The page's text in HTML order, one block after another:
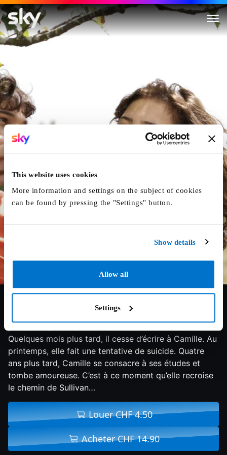
This website uses cookies
More information and settings on the subject of cookies
can be found by pressing the "Settings" button.
Show details
Allow all
Settings
Un Amour De Jeunesse
6.2/10 2011 105 min Romance
Camille a 15 ans, Sullivan 19. Ils s’aiment d’un amour
passionnel, mais à la fin de l’été, Sullivan s’en va.
Quelques mois plus tard, il cesse d’écrire à Camille. Au
printemps, elle fait une tentative de suicide. Quatre
ans plus tard, Camille se consacre à ses études et
tombe amoureuse. C’est à ce moment qu’elle recroise
le chemin de Sullivan…
Louer CHF 4.50
Acheter CHF 14.90